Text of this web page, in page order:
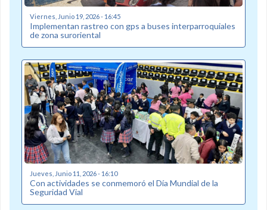
Viernes, Junio 19, 2026 - 16:45
Implementan rastreo con gps a buses interparroquiales
de zona suroriental
Jueves, Junio 11, 2026 - 16:10
Con actividades se conmemoró el Día Mundial de la
Seguridad Vial